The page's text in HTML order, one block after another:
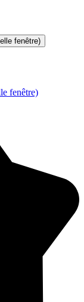
fenêtre)
fenêtre)